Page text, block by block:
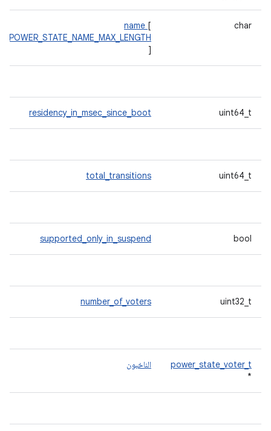
char
name [
POWER_STATE_NAME_MAX_LENGTH
]
uint64_t
residency_in_msec_since_boot
uint64_t
total_transitions
bool
supported_only_in_suspend
uint32_t
number_of_voters
power_state_voter_t
*
الناخبون